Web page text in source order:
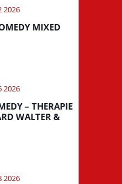
2026
MIXED
2026
– THERAPIE
WALTER &
2026